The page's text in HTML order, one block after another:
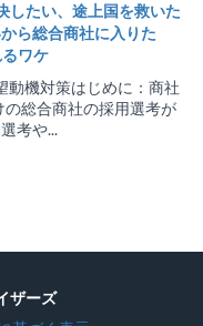
したい、途上国を救いた
ら総合商社に入りた
ワケ
動機対策はじめに：商社
総合商社の採用選考が
考や...
ザーズ